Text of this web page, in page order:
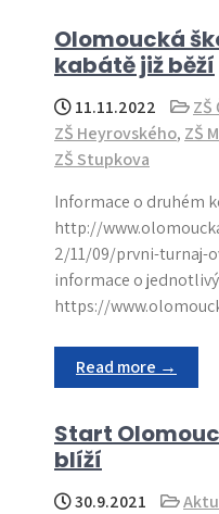
Olomoucká
kabátě již běží
11.11.2022 ZŠ
ZŠ Heyrovského, ZŠ
ZŠ Stupkova
Informace o druhém
http://
2/11/09/prvni-turnaj-
informace o
https://
Read more →
Start
blíží
30.9.2021